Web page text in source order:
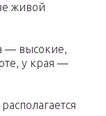
живой
— высокие,
у края —